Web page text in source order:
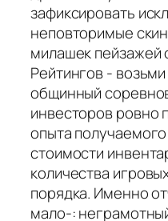
зафиксировать
неповторимые
милашек пейзажей
Рейтингов -
общинный
инвесторов ровно
опыта
стоимости
количества
порядка. Именно
мало-: